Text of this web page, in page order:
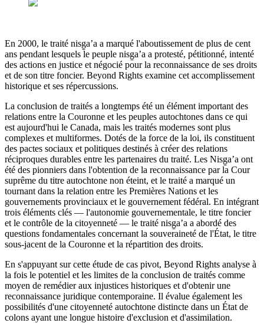
En 2000, le traité nisg̱a’a a marqué l'aboutissement de plus de cent
ans pendant lesquels le peuple nisg̱a’a a protesté, pétitionné, intenté
des actions en justice et négocié pour la reconnaissance de ses droits
et de son titre foncier. Beyond Rights examine cet accomplissement
historique et ses répercussions.
La conclusion de traités a longtemps été un élément important des
relations entre la Couronne et les peuples autochtones dans ce qui
est aujourd'hui le Canada, mais les traités modernes sont plus
complexes et multiformes. Dotés de la force de la loi, ils constituent
des pactes sociaux et politiques destinés à créer des relations
réciproques durables entre les partenaires du traité. Les Nisg̱a’a ont
été des pionniers dans l'obtention de la reconnaissance par la Cour
suprême du titre autochtone non éteint, et le traité a marqué un
tournant dans la relation entre les Premières Nations et les
gouvernements provinciaux et le gouvernement fédéral. En intégrant
trois éléments clés — l'autonomie gouvernementale, le titre foncier
et le contrôle de la citoyenneté — le traité nisg̱a’a a abordé des
questions fondamentales concernant la souveraineté de l'État, le titre
sous-jacent de la Couronne et la répartition des droits.
En s'appuyant sur cette étude de cas pivot, Beyond Rights analyse à
la fois le potentiel et les limites de la conclusion de traités comme
moyen de remédier aux injustices historiques et d'obtenir une
reconnaissance juridique contemporaine. Il évalue également les
possibilités d'une citoyenneté autochtone distincte dans un État de
colons ayant une longue histoire d'exclusion et d'assimilation.